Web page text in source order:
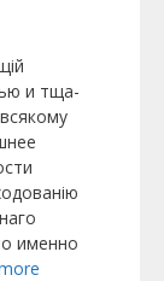
и тща­
именно